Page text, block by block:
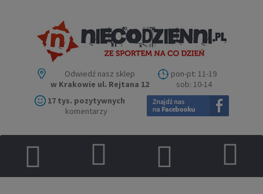
Odwiedź nasz sklep
w Krakowie ul. Rejtana 12
pon-pt: 11-19
sob: 10-14
17 tys. pozytywnych
komentarzy